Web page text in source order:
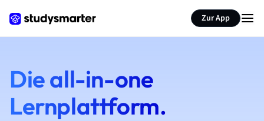
Zur App
Die all-in-one
Lernplattform.